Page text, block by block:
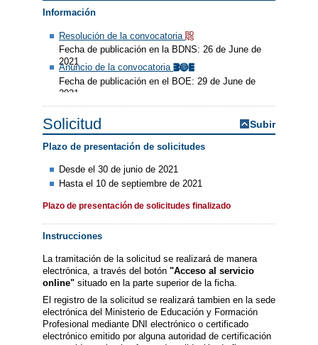
Información
Resolución de la convocatoria
Fecha de publicación en la BDNS: 26 de June de
2021
Anuncio de la convocatoria
Fecha de publicación en el BOE: 29 de June de
2021
Solicitud Subir
Plazo de presentación de solicitudes
Desde el 30 de junio de 2021
Hasta el 10 de septiembre de 2021
Plazo de presentación de solicitudes finalizado
Instrucciones
La tramitación de la solicitud se realizará de manera
electrónica, a través del botón "Acceso al servicio
online" situado en la parte superior de la ficha.
El registro de la solicitud se realizará tambien en la sede
electrónica del Ministerio de Educación y Formación
Profesional mediante DNI electrónico o certificado
electrónico emitido por alguna autoridad de certificación